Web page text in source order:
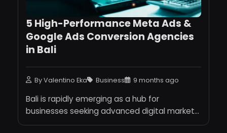
5 High-Performance Meta Ads &
Google Ads Conversion Agencies
in Bali
By Valentino Eka Business 9 months ago
Bali is rapidly emerging as a hub for
businesses seeking advanced digital market...